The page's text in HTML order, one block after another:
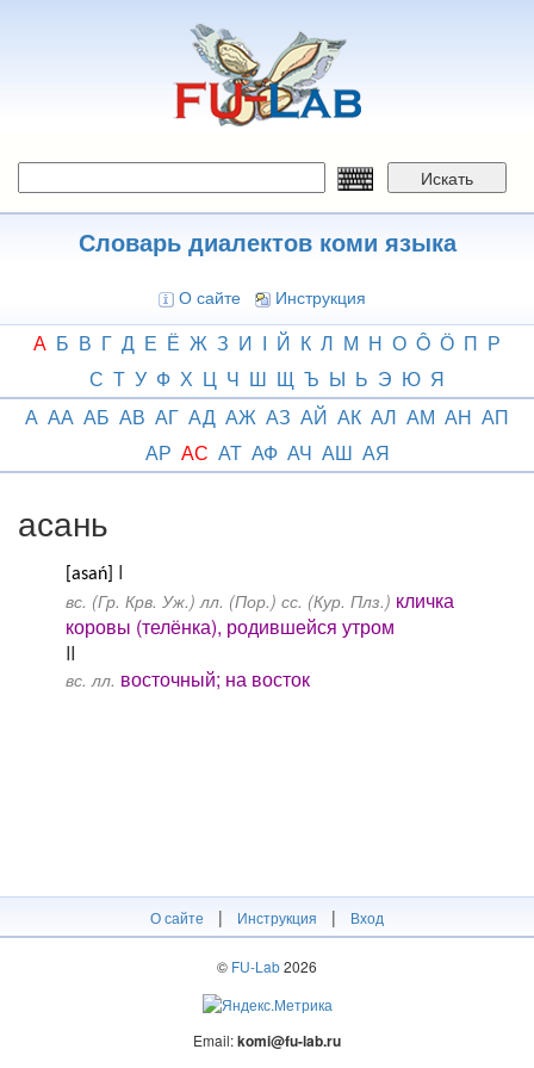
Искать
Словарь диалектов коми языка
О сайте Инструкция
А Б В Г Д Е Ё Ж З И І Й К Л М Н О Ô Ӧ П Р
С Т У Ф Х Ц Ч Ш Щ Ъ Ы Ь Э Ю Я
А АА АБ АВ АГ АД АЖ АЗ АЙ АК АЛ АМ АН АП
АР АС АТ АФ АЧ АШ АЯ
асань
[asań] I
вс. (Гр. Крв. Уж.) лл. (Пор.) сс. (Кур. Плз.) кличка
коровы (телёнка), родившейся утром
II
вс. лл. восточный; на восток
О сайте | Инструкция | Вход
© FU-Lab2026
Email:komi@fu-lab.ru